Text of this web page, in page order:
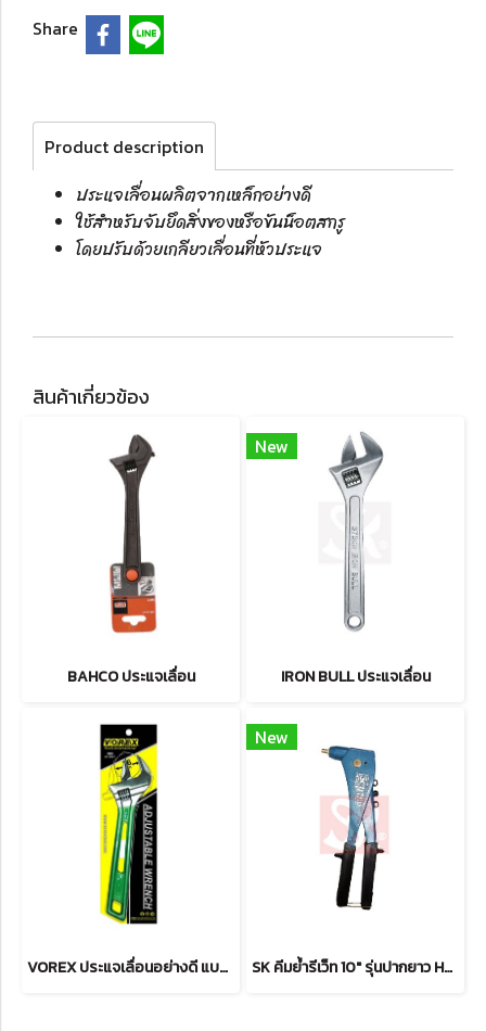
Share
Product description
ประแจเลื่อนผลิตจากเหล็กอย่างดี
ใช้สำหรับจับยึดสิ่งของหรือขันน็อตสกรู
โดยปรับด้วยเกลียวเลื่อนที่หัวประแจ
สินค้าเกี่ยวข้อง
BAHCO ประแจเลื่อน
New
IRON BULL ประแจเลื่อน
VOREX ประแจเลื่อนอย่างดี แบบญี่ปุ่น
New
SK คีมย้ำรีเว็ท 10" รุ่นปากยาว HR-555